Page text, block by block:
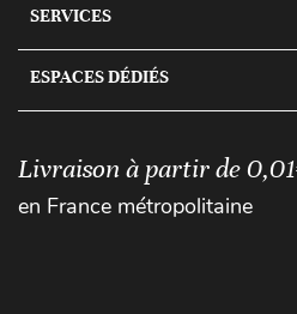
SERVICES
ESPACES DÉDIÉS
Livraison à partir de
en France métropolitaine